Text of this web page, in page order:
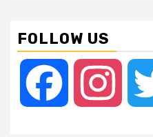
FOLLOW US
Facebook